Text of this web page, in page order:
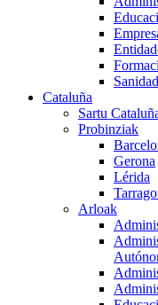
Sanidad
Cataluña
Sartu
Probinziak
Gerona
Lérida
Arloak